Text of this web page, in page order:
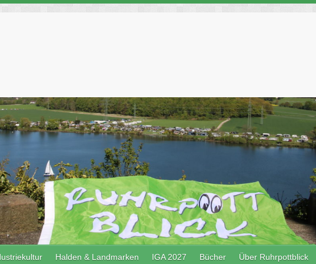
Halden & Landmarken IGA 2027 Bücher Über Ruhrpottblick